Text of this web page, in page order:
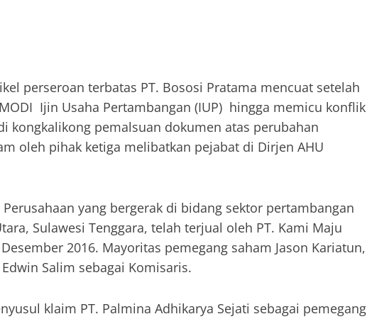
perseroan terbatas PT. Bososi Pratama mencuat setelah
Ijin Usaha Pertambangan (IUP) hingga memicu konflik
kongkalikong pemalsuan dokumen atas perubahan
oleh pihak ketiga melibatkan pejabat di Dirjen AHU
yang bergerak di bidang sektor pertambangan
Sulawesi Tenggara, telah terjual oleh PT. Kami Maju
2016. Mayoritas pemegang saham Jason Kariatun,
Salim sebagai Komisaris.
klaim PT. Palmina Adhikarya Sejati sebagai pemegang